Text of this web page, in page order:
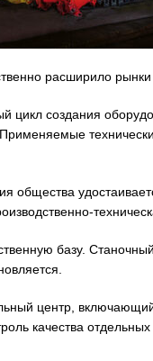
расширило
цикл создания
общества
базу.
центр,
качества